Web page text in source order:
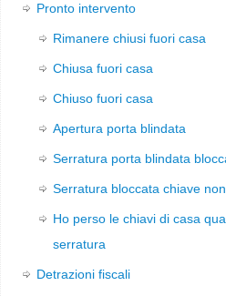
Pronto intervento
Rimanere chiusi fuori casa
Chiusa fuori casa
Chiuso fuori casa
Apertura porta blindata
Serratura porta blindata
Serratura bloccata chiave
Ho perso le chiavi di casa
serratura
Detrazioni fiscali